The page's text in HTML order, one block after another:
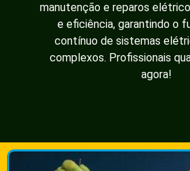
manutenção e reparos
e eficiência, garantindo o
contínuo de sistemas
complexos. Profissionais
agora!